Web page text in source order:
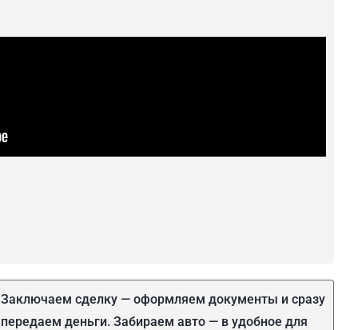
Заключаем сделку — оформляем документы и сразу
передаем деньги. Забираем авто — в удобное для